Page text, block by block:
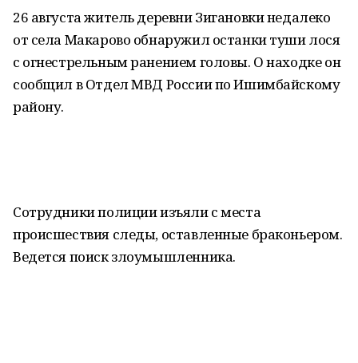
26 августа житель деревни Зигановки недалеко
от села Макарово обнаружил останки туши лося
с огнестрельным ранением головы. О находке он
сообщил в Отдел МВД России по Ишимбайскому
району.
Сотрудники полиции изъяли с места
происшествия следы, оставленные браконьером.
Ведется поиск злоумышленника.